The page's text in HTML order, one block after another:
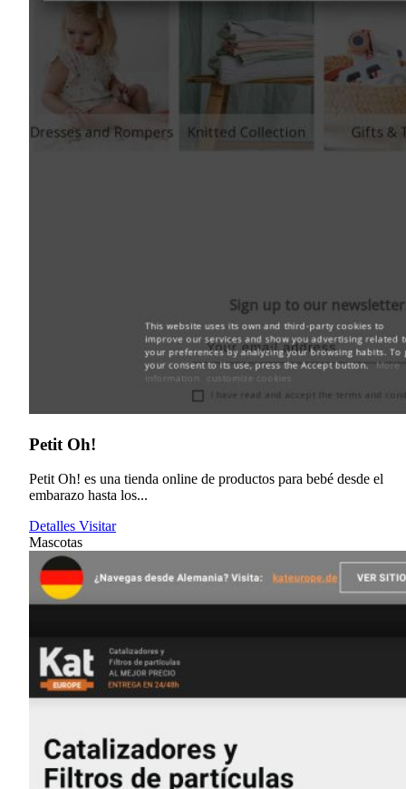
Petit Oh!
Petit Oh! es una tienda online de productos para bebé desde el
embarazo hasta los...
Detalles Visitar
Mascotas